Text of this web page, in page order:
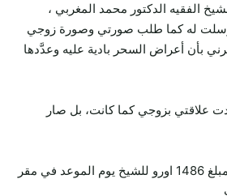
الفقيه الدكتور محمد المغربي ،
له كما طلب صورتي وصورة زوجي
بأن أعراض السحر بادية عليه وعدَّدها
علاقتي بزوجي كما كانت، بل صار
لم تنزعج خديجة من أداء مبلغ 1486 اورو للشيخ يوم الموعد في مقر